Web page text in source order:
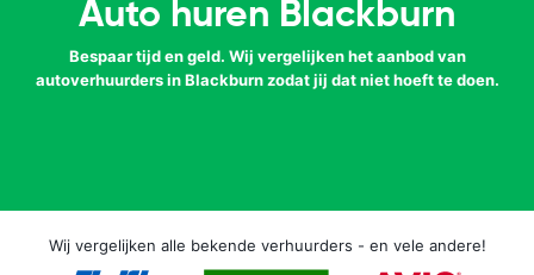
Auto huren Blackburn
Bespaar tijd en geld. Wij vergelijken het aanbod van
autoverhuurders in Blackburn zodat jij dat niet hoeft te doen.
Wij vergelijken alle bekende verhuurders - en vele andere!